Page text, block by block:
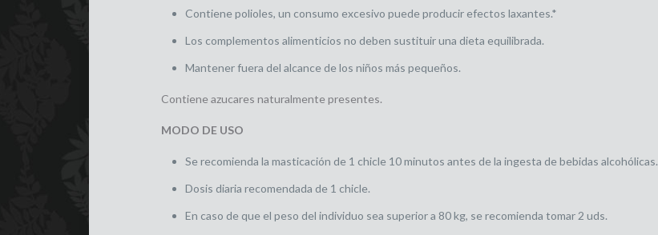
Contiene polioles, un consumo excesivo puede producir efectos laxantes.*
Los complementos alimenticios no deben sustituir una dieta equilibrada.
Mantener fuera del alcance de los niños más pequeños.
Contiene azucares naturalmente presentes.
MODO DE USO
Se recomienda la masticación de 1 chicle 10 minutos antes de la ingesta de bebidas alcohólicas.
Dosis diaria recomendada de 1 chicle.
En caso de que el peso del individuo sea superior a 80 kg, se recomienda tomar 2 uds.